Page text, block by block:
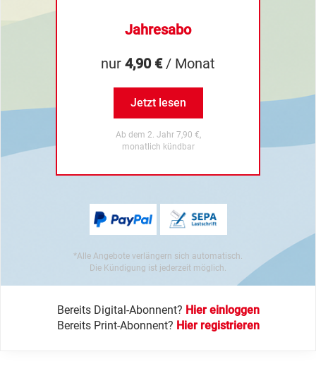
Jahresabo
nur 4,90 €/ Monat
Jetzt lesen
Ab dem 2. Jahr 7,90 €,
monatlich kündbar
*Alle Angebote verlängern sich automatisch.
Die Kündigung ist jederzeit möglich.
Bereits Digital-Abonnent? Hier einloggen
Bereits Print-Abonnent? Hier registrieren